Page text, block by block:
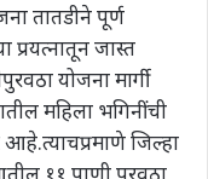
तातडीने पूर्ण
प्रयत्नातून जास्त
योजना मार्गी
महिला भगिनींची
जिल्हा